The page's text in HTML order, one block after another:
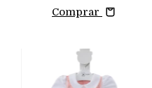
Comprar